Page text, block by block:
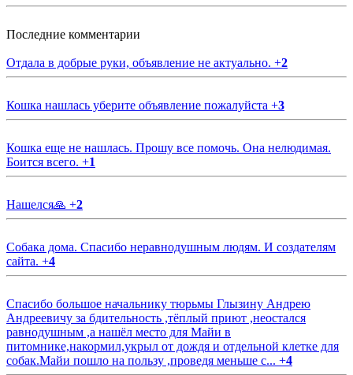
Последние комментарии
Отдала в добрые руки, объявление не актуально. +2
Кошка нашлась уберите объявление пожалуйста +3
Кошка еще не нашлась. Прошу все помочь. Она нелюдимая.
Боится всего. +1
Нашелся🙏 +2
Собака дома. Спасибо неравнодушным людям. И создателям
сайта. +4
Спасибо большое начальнику тюрьмы Глызину Андрею
Андреевичу за бдительность ,тёплый приют ,неостался
равнодушным ,а нашёл место для Майи в
питомнике,накормил,укрыл от дождя и отдельной клетке для
собак.Майи пошло на пользу ,проведя меньше с... +4